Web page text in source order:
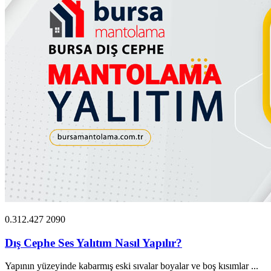
0.312.427 2090
Dış Cephe Ses Yalıtım Nasıl Yapılır?
Yapının yüzeyinde kabarmış eski sıvalar boyalar ve boş kısımlar ...